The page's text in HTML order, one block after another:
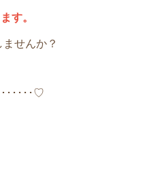
す。
せんか？
･････♡